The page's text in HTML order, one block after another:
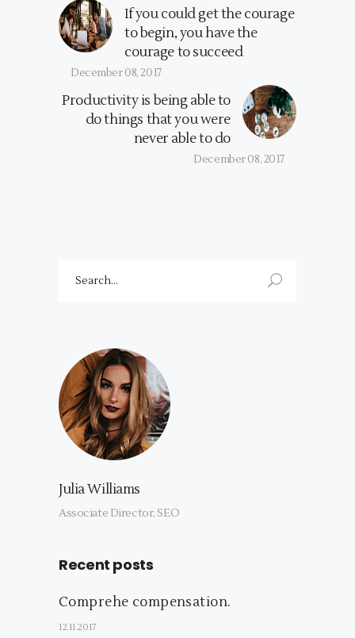
If you could get the courage
to begin, you have the
courage to succeed
December 08, 2017
Productivity is being able to
do things that you were
never able to do
December 08, 2017
Julia Williams
Associate Director, SEO
Recent posts
Comprehe compensation.
12.11.2017